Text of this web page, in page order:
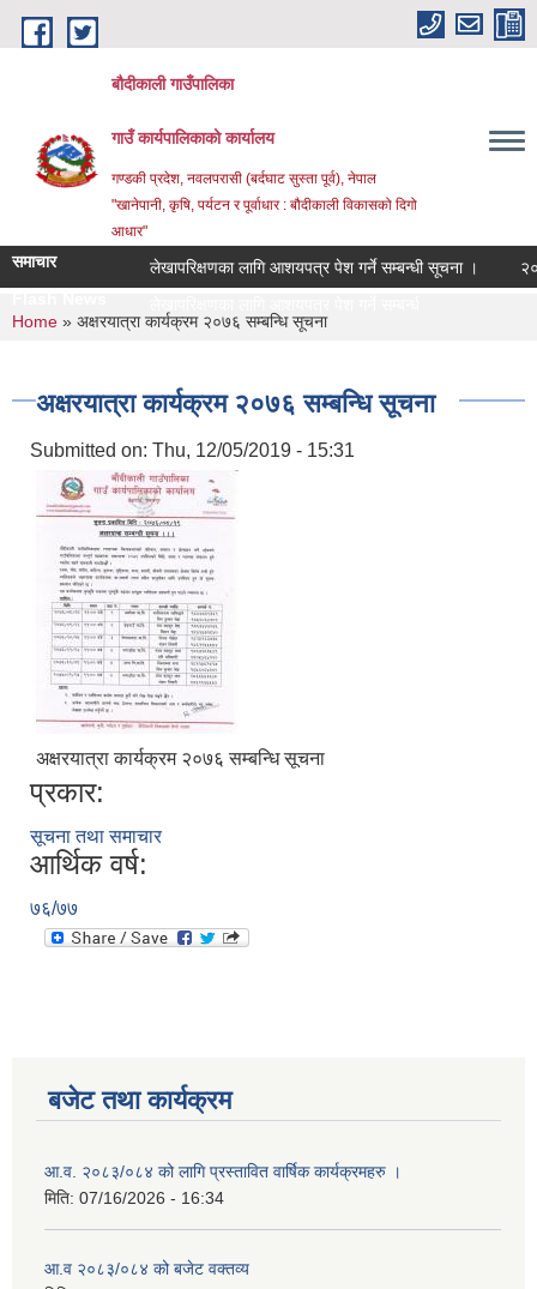
Skip to main content
बौदीकाली गाउँपालिका
गाउँ कार्यपालिकाको कार्यालय
गण्डकी प्रदेश, नवलपरासी (बर्दघाट सुस्ता पूर्व), नेपाल
"खानेपानी, कृषि, पर्यटन र पूर्वाधार : बौदीकाली विकासको दिगो
आधार"
समाचार लेखापरिक्षणका लागि आशयपत्र पेश गर्ने सम्बन्धी सूचना ।
२०८३
You are here
Home » अक्षरयात्रा कार्यक्रम २०७६ सम्बन्धि सूचना
अक्षरयात्रा कार्यक्रम २०७६ सम्बन्धि सूचना
Submitted on: Thu, 12/05/2019 - 15:31
अक्षरयात्रा कार्यक्रम २०७६ सम्बन्धि सूचना
प्रकार:
सूचना तथा समाचार
आर्थिक वर्ष:
७६/७७
बजेट तथा कार्यक्रम
आ.व. २०८३/०८४ को लागि प्रस्तावित वार्षिक कार्यक्रमहरु ।
मिति: 07/16/2026 - 16:34
आ.व २०८३/०८४ को बजेट वक्तव्य